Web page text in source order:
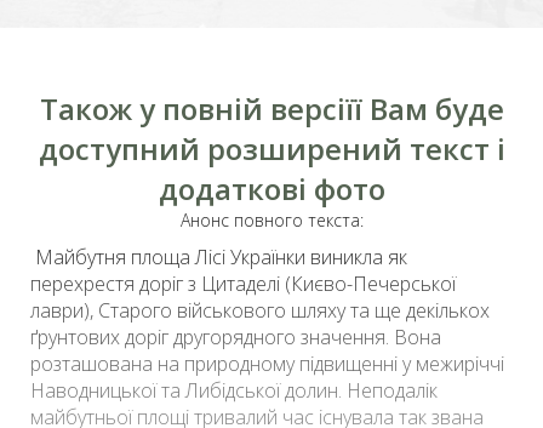
Також у повній версіїї Вам буде
доступний розширений текст і
додаткові фото
Анонс повного текста:
Майбутня площа Лісі Українки виникла як
перехрестя доріг з Цитаделі (Києво-Печерської
лаври), Старого військового шляху та ще декількох
ґрунтових доріг другорядного значення. Вона
розташована на природному підвищенні у межиріччі
Наводницької та Либідської долин. Неподалік
майбутньої площі тривалий час існувала так звана